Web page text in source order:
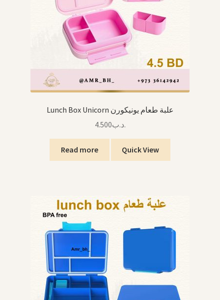
Lunch Box Unicorn علبة طعام يونيكورن
.د.ب4.500
Read more Quick View